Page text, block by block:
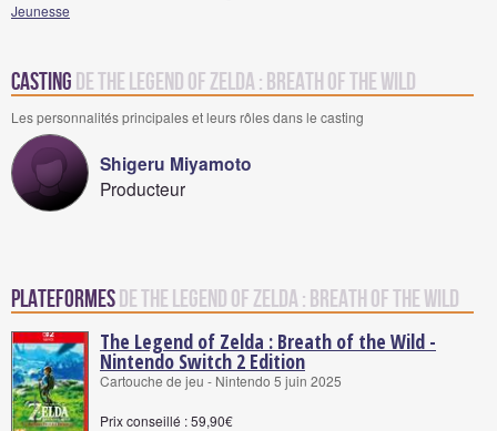
Jeunesse
Casting de The Legend of Zelda : Breath of the Wild
Les personnalités principales et leurs rôles dans le casting
Shigeru Miyamoto
Producteur
Plateformesde The Legend of Zelda : Breath of the Wild
The Legend of Zelda : Breath of the Wild -
Nintendo Switch 2 Edition
Cartouche de jeu - Nintendo 5 juin 2025
Prix conseillé : 59,90€